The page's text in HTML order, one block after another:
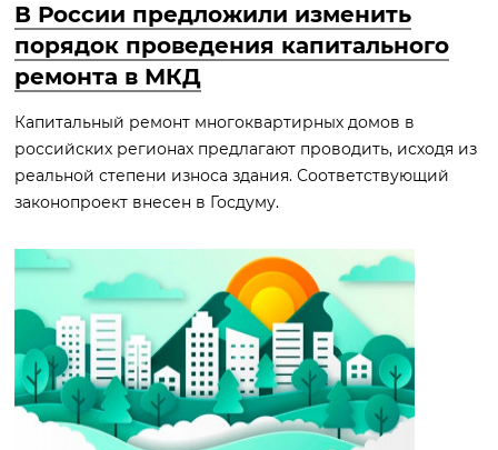
В России предложили изменить
порядок проведения капитального
ремонта в МКД
Капитальный ремонт многоквартирных домов в
российских регионах предлагают проводить, исходя из
реальной степени износа здания. Соответствующий
законопроект внесен в Госдуму.